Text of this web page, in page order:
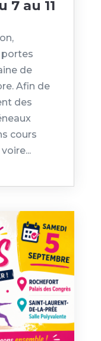
7 au 11
de
Afin de
des
cours